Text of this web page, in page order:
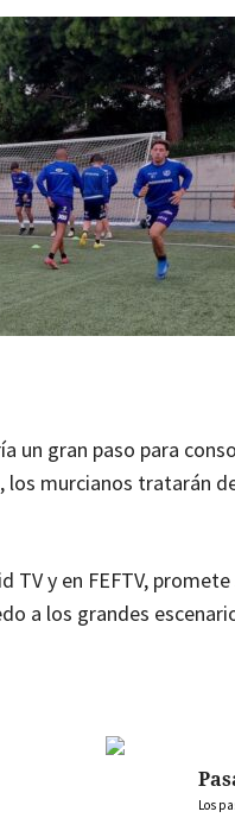
un gran paso para
murcianos tratarán
y en FEFTV,
a los grandes
Los